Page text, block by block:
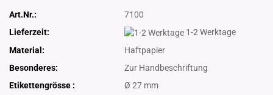
Art.Nr.:
7100
Lieferzeit:
1-2 Werktage
Material:
Haftpapier
Besonderes:
Zur Handbeschriftung
Etikettengrösse :
Ø 27 mm